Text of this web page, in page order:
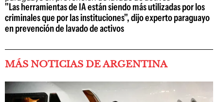
"Las herramientas de IA están siendo más utilizadas por los
criminales que por las instituciones", dijo experto paraguayo
en prevención de lavado de activos
MÁS NOTICIAS DE ARGENTINA